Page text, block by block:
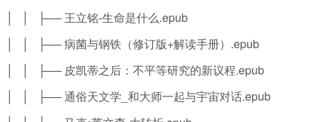
│ │ ├── 王立铭-生命是什么.epub
│ │ ├── 病菌与钢铁（修订版+解读手册）.epub
│ │ ├── 皮凯蒂之后：不平等研究的新议程.epub
│ │ ├── 通俗天文学_和大师一起与宇宙对话.epub